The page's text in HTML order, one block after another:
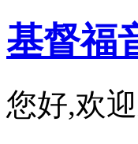
基督福
您好,欢